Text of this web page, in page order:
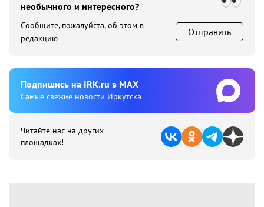
необычного и интересного?
Сообщите, пожалуйста, об этом в
редакцию
Отправить
Подпишиcь на IRK.ru в MAX
Cамые свежие новости Иркутска
Читайте нас на других
площадках!